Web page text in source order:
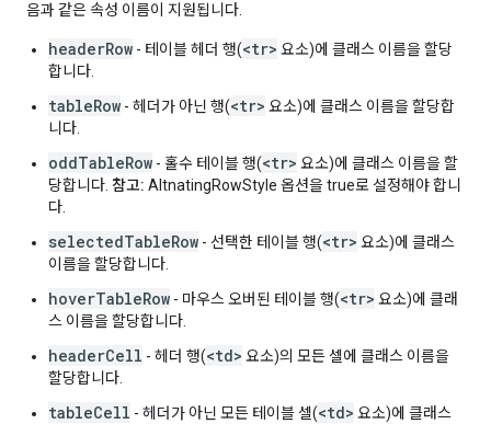
음과 같은 속성 이름이 지원됩니다.
headerRow - 테이블 헤더 행(<tr> 요소)에 클래스 이름을 할당
합니다.
tableRow - 헤더가 아닌 행(<tr> 요소)에 클래스 이름을 할당합
니다.
oddTableRow - 홀수 테이블 행(<tr> 요소)에 클래스 이름을 할
당합니다. 참고: AltnatingRowStyle 옵션을 true로 설정해야 합니
다.
selectedTableRow - 선택한 테이블 행(<tr> 요소)에 클래스
이름을 할당합니다.
hoverTableRow - 마우스 오버된 테이블 행(<tr> 요소)에 클래
스 이름을 할당합니다.
headerCell - 헤더 행(<td> 요소)의 모든 셀에 클래스 이름을
할당합니다.
tableCell - 헤더가 아닌 모든 테이블 셀(<td> 요소)에 클래스